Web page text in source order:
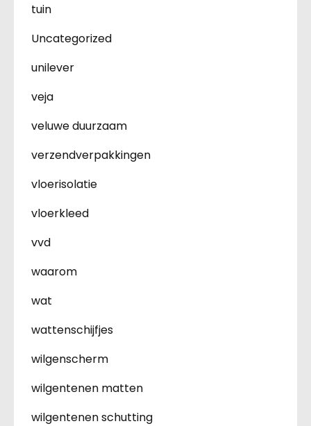
tuin
Uncategorized
unilever
veja
veluwe duurzaam
verzendverpakkingen
vloerisolatie
vloerkleed
vvd
waarom
wat
wattenschijfjes
wilgenscherm
wilgentenen matten
wilgentenen schutting